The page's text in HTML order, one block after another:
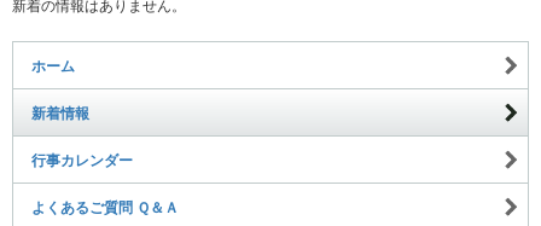
新着の情報はありません。
ホーム
新着情報
行事カレンダー
よくあるご質問 Ｑ＆Ａ